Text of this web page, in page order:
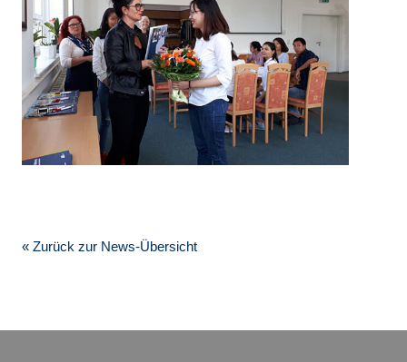
« Zurück zur News-Übersicht